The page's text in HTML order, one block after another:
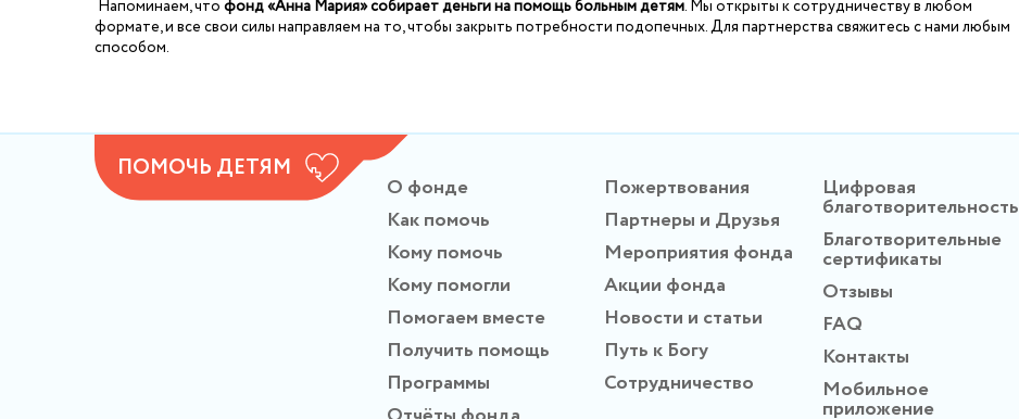
Напоминаем, что фонд «Анна Мария» собирает деньги на помощь больным детям. Мы открыты к сотрудничеству в любом
формате, и все свои силы направляем на то, чтобы закрыть потребности подопечных. Для партнерства свяжитесь с нами любым
способом.
ПОМОЧЬ ДЕТЯМ
О фонде
Как помочь
Кому помочь
Кому помогли
Помогаем вместе
Получить помощь
Программы
Пожертвования
Партнеры и Друзья
Мероприятия фонда
Акции фонда
Новости и статьи
Путь к Богу
Сотрудничество
Цифровая
благотворительность
Благотворительные
сертификаты
Отзывы
FAQ
Контакты
Мобильное
приложение